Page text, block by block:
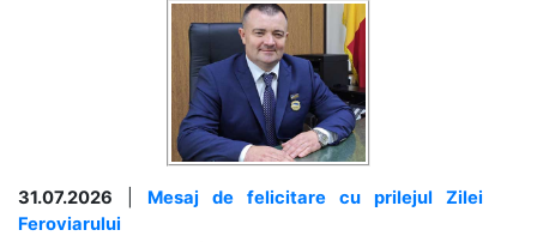
31.07.2026
Mesaj de felicitare cu prilejul Zilei
Feroviarului